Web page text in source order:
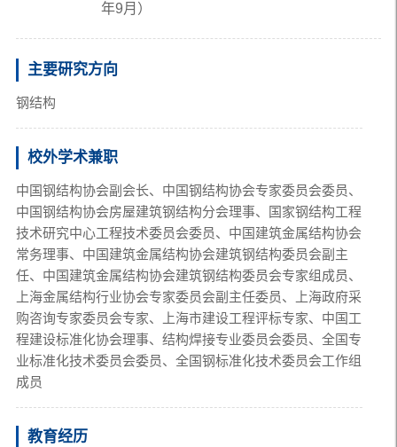
年9月）
主要研究方向
钢结构
校外学术兼职
中国钢结构协会副会长、中国钢结构协会专家委员会委员、
中国钢结构协会房屋建筑钢结构分会理事、国家钢结构工程
技术研究中心工程技术委员会委员、中国建筑金属结构协会
常务理事、中国建筑金属结构协会建筑钢结构委员会副主
任、中国建筑金属结构协会建筑钢结构委员会专家组成员、
上海金属结构行业协会专家委员会副主任委员、上海政府采
购咨询专家委员会专家、上海市建设工程评标专家、中国工
程建设标准化协会理事、结构焊接专业委员会委员、全国专
业标准化技术委员会委员、全国钢标准化技术委员会工作组
成员
教育经历